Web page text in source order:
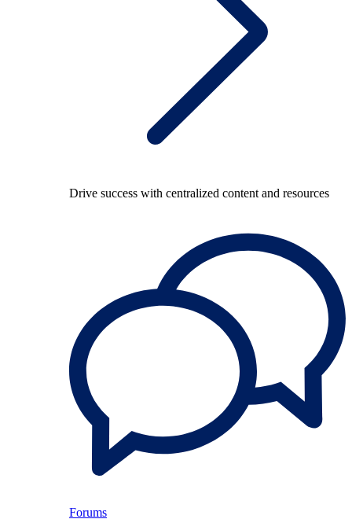
Drive success with centralized content and resources
Forums